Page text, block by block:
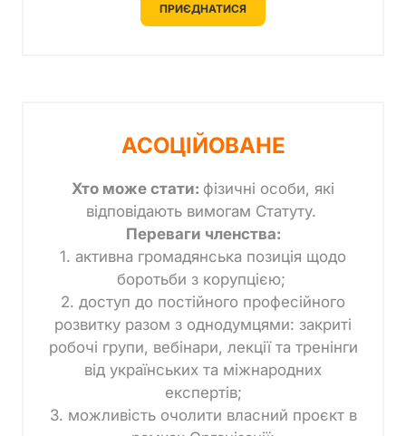
ПРИЄДНАТИСЯ
АСОЦІЙОВАНЕ
Хто може стати: фізичні особи, які
відповідають вимогам Статуту.
Переваги членства:
1. активна громадянська позиція щодо
боротьби з корупцією;
2. доступ до постійного професійного
розвитку разом з однодумцями: закриті
робочі групи, вебінари, лекції та тренінги
від українських та міжнародних
експертів;
3. можливість очолити власний проєкт в